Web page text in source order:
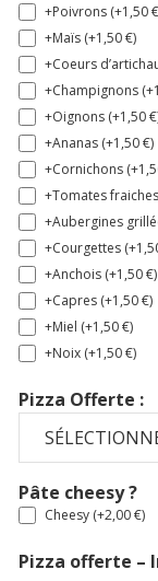
+Poivrons (+1,50€
+Maïs (+1,50€)
+Coeurs
+Champignons (+
+Oignons (+1,50€
+Ananas (+1,50€)
+Cornichons (+
+Tomates
+Aubergines
+Courgettes (+
+Anchois (+1,50€)
+Capres (+1,50€)
+Miel (+1,50€)
+Noix (+1,50€)
Pizza Offerte :
Pâte cheesy ?
Cheesy (+2,00€)
Pizza offerte –